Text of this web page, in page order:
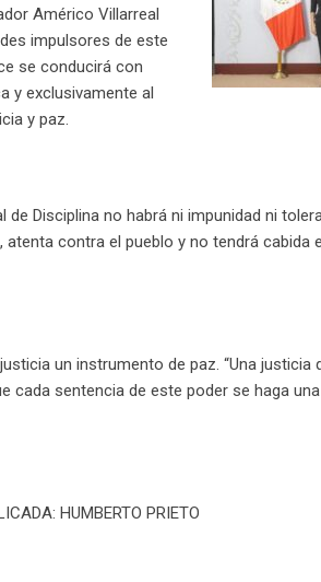
Américo Villarreal
impulsores de este
se conducirá con
y exclusivamente al
y paz.
Disciplina no habrá ni impunidad ni
contra el pueblo y no tendrá cabida
un instrumento de paz. “Una justicia
cada sentencia de este poder se haga
HUMBERTO PRIETO